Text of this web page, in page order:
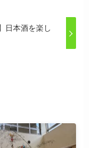
日本酒を楽し